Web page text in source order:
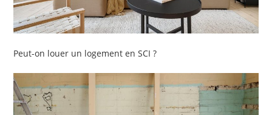
Peut-on louer un logement en SCI ?